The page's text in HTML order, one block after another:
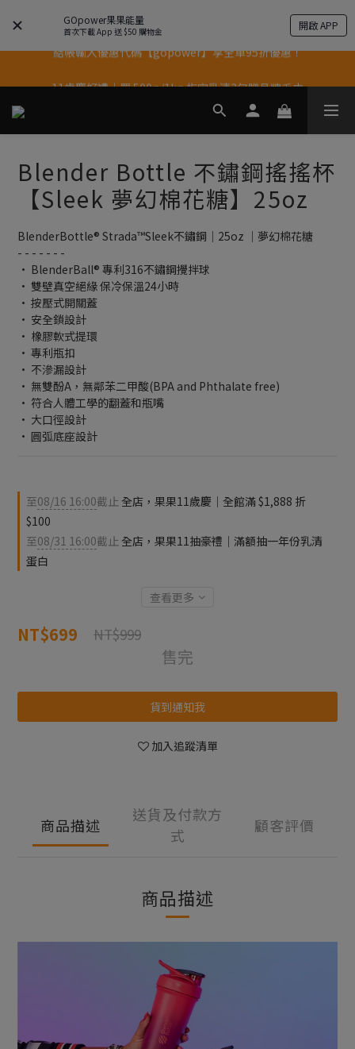
GOpower果果能量
首次下載 App 送 $50 購物金 開啟 APP
結帳輸入優惠代碼【gopower】享全單95折優惠！
果果11歲慶｜App 下單享 5% 購物金回饋
Blender Bottle 不鏽鋼搖搖杯
【Sleek 夢幻棉花糖】25oz
BlenderBottle® Strada™Sleek不鏽鋼｜25oz ｜夢幻棉花糖
- - - - - - -
• BlenderBall® 專利316不鏽鋼攪拌球
• 雙壁真空絕緣 保冷保溫24小時
• 按壓式開關蓋
• 安全鎖設計
• 橡膠軟式提環
• 專利瓶扣
• 不滲漏設計
• 無雙酚A，無鄰苯二甲酸(BPA and Phthalate free)
• 符合人體工學的翻蓋和瓶嘴
• 大口徑設計
• 圓弧底座設計
至08/16 16:00截止 全店，果果11歲慶｜全館滿 $1,888 折
$100
至08/31 16:00截止 全店，果果11抽豪禮｜滿額抽一年份乳清
蛋白
查看更多
NT$699 NT$999
售完
貨到通知我
加入追蹤清單
商品描述
送貨及付款方
式
顧客評價
商品描述